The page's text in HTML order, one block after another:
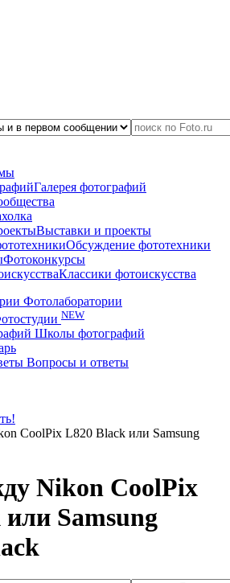
Галерея фотографий
Выставки и проекты
Обсуждение фототехники
Фотоконкурсы
Классики фотоискусства
Фотолаборатории
NEW
Школы фотографий
Вопросы и ответы
CoolPix L820 Black или Samsung
Nikon CoolPix
Samsung